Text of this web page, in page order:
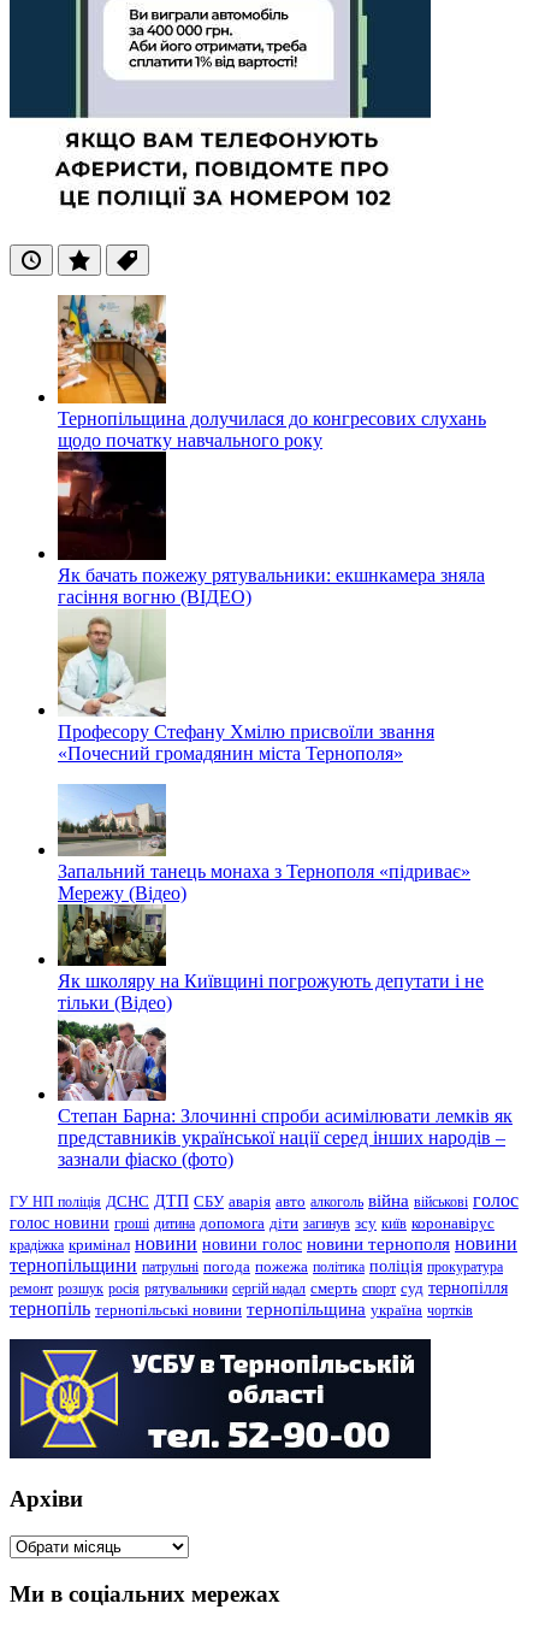
ОстанніПопулярні
Теги
Тернопільщина долучилася до конгресових слухань
щодо початку навчального року
Як бачать пожежу рятувальники: екшнкамера зняла
гасіння вогню (ВІДЕО)
Професору Стефану Хмілю присвоїли звання
«Почесний громадянин міста Тернополя»
Запальний танець монаха з Тернополя «підриває»
Мережу (Відео)
Як школяру на Київщині погрожують депутати і не
тільки (Відео)
Степан Барна: Злочинні спроби асимілювати лемків як
представників української нації серед інших народів –
зазнали фіаско (фото)
ГУ НП поліція ДСНС ДТП СБУ аварія авто алкоголь війна військові голос
голос новини гроші дитина допомога діти загинув зсу київ коронавірус
крадіжка кримінал новини новини голос новини тернополя новини
тернопільщини патрульні погода пожежа політика поліція прокуратура
ремонт розшук росія рятувальники сергій надал смерть спорт суд тернопілля
тернопіль тернопільські новини тернопільщина україна чортків
Архіви
Архіви
Ми в соціальних мережах